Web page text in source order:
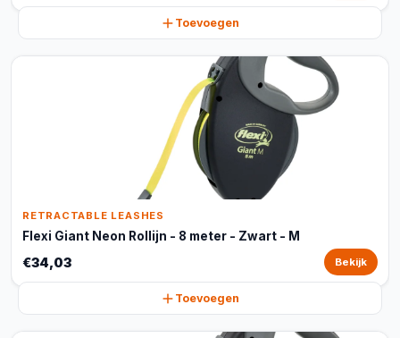
Toevoegen
RETRACTABLE LEASHES
Flexi Giant Neon Rollijn - 8 meter - Zwart - M
€34,03 Bekijk
Toevoegen